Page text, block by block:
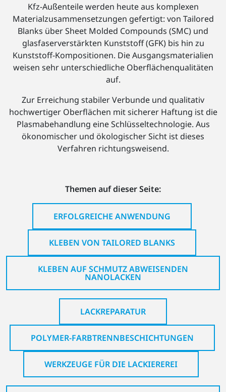
Kfz-Außenteile werden heute aus komplexen
Materialzusammensetzungen gefertigt: von Tailored
Blanks über Sheet Molded Compounds (SMC) und
glasfaserverstärkten Kunststoff (GFK) bis hin zu
Kunststoff-Kompositionen. Die Ausgangsmaterialien
weisen sehr unterschiedliche Oberflächenqualitäten
auf.
Zur Erreichung stabiler Verbunde und qualitativ
hochwertiger Oberflächen mit sicherer Haftung ist die
Plasmabehandlung eine Schlüsseltechnologie. Aus
ökonomischer und ökologischer Sicht ist dieses
Verfahren richtungsweisend.
Themen auf dieser Seite:
ERFOLGREICHE ANWENDUNG
KLEBEN VON TAILORED BLANKS
KLEBEN AUF SCHMUTZ ABWEISENDEN
NANOLACKEN
LACKREPARATUR
POLYMER-FARBTRENNBESCHICHTUNGEN
WERKZEUGE FÜR DIE LACKIEREREI